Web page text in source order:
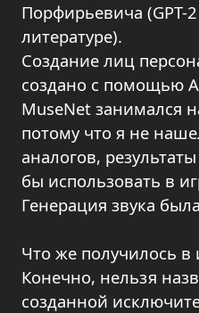
Порфирьевича (GPT-
литературе).
Создание лиц
создано с помощью
MuseNet занимался
потому что я не
аналогов,
бы использовать в
Генерация звука
Что же получилось в
Конечно, нельзя
созданной